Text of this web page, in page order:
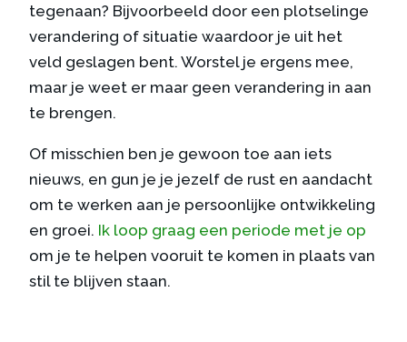
tegenaan? Bijvoorbeeld door een plotselinge
verandering of situatie waardoor je uit het
veld geslagen bent. Worstel je ergens mee,
maar je weet er maar geen verandering in aan
te brengen.
Of misschien ben je gewoon toe aan iets
nieuws, en gun je je jezelf de rust en aandacht
om te werken aan je persoonlijke ontwikkeling
en groei. Ik loop graag een periode met je op
om je te helpen vooruit te komen in plaats van
stil te blijven staan.